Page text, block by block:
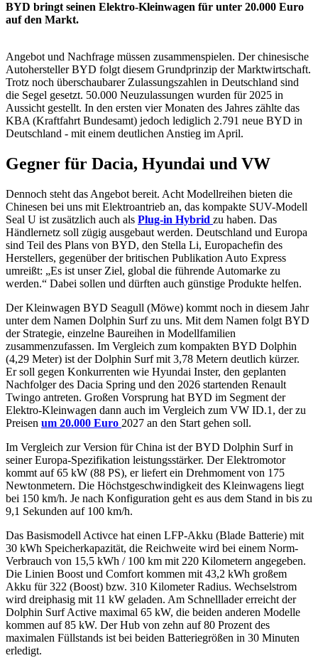
BYD bringt seinen Elektro-Kleinwagen für unter 20.000 Euro
auf den Markt.
Angebot und Nachfrage müssen zusammenspielen. Der chinesische
Autohersteller BYD folgt diesem Grundprinzip der Marktwirtschaft.
Trotz noch überschaubarer Zulassungszahlen in Deutschland sind
die Segel gesetzt. 50.000 Neuzulassungen wurden für 2025 in
Aussicht gestellt. In den ersten vier Monaten des Jahres zählte das
KBA (Kraftfahrt Bundesamt) jedoch lediglich 2.791 neue BYD in
Deutschland - mit einem deutlichen Anstieg im April.
Gegner für Dacia, Hyundai und VW
Dennoch steht das Angebot bereit. Acht Modellreihen bieten die
Chinesen bei uns mit Elektroantrieb an, das kompakte SUV-Modell
Seal U ist zusätzlich auch als Plug-in Hybrid zu haben. Das
Händlernetz soll zügig ausgebaut werden. Deutschland und Europa
sind Teil des Plans von BYD, den Stella Li, Europachefin des
Herstellers, gegenüber der britischen Publikation Auto Express
umreißt: „Es ist unser Ziel, global die führende Automarke zu
werden.“ Dabei sollen und dürften auch günstige Produkte helfen.
Der Kleinwagen BYD Seagull (Möwe) kommt noch in diesem Jahr
unter dem Namen Dolphin Surf zu uns. Mit dem Namen folgt BYD
der Strategie, einzelne Baureihen in Modellfamilien
zusammenzufassen. Im Vergleich zum kompakten BYD Dolphin
(4,29 Meter) ist der Dolphin Surf mit 3,78 Metern deutlich kürzer.
Er soll gegen Konkurrenten wie Hyundai Inster, den geplanten
Nachfolger des Dacia Spring und den 2026 startenden Renault
Twingo antreten. Großen Vorsprung hat BYD im Segment der
Elektro-Kleinwagen dann auch im Vergleich zum VW ID.1, der zu
Preisen um 20.000 Euro 2027 an den Start gehen soll.
Im Vergleich zur Version für China ist der BYD Dolphin Surf in
seiner Europa-Spezifikation leistungsstärker. Der Elektromotor
kommt auf 65 kW (88 PS), er liefert ein Drehmoment von 175
Newtonmetern. Die Höchstgeschwindigkeit des Kleinwagens liegt
bei 150 km/h. Je nach Konfiguration geht es aus dem Stand in bis zu
9,1 Sekunden auf 100 km/h.
Das Basismodell Activce hat einen LFP-Akku (Blade Batterie) mit
30 kWh Speicherkapazität, die Reichweite wird bei einem Norm-
Verbrauch von 15,5 kWh / 100 km mit 220 Kilometern angegeben.
Die Linien Boost und Comfort kommen mit 43,2 kWh großem
Akku für 322 (Boost) bzw. 310 Kilometer Radius. Wechselstrom
wird dreiphasig mit 11 kW geladen. Am Schnelllader erreicht der
Dolphin Surf Active maximal 65 kW, die beiden anderen Modelle
kommen auf 85 kW. Der Hub von zehn auf 80 Prozent des
maximalen Füllstands ist bei beiden Batteriegrößen in 30 Minuten
erledigt.